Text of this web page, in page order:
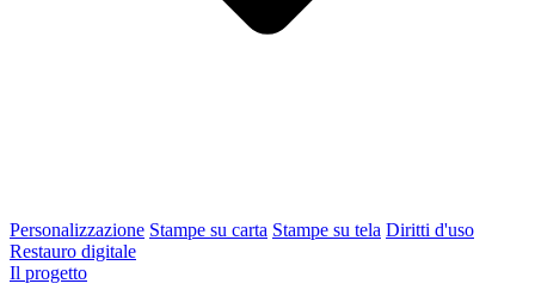
Personalizzazione Stampe su carta Stampe su tela Diritti d'uso
Restauro digitale
Il progetto